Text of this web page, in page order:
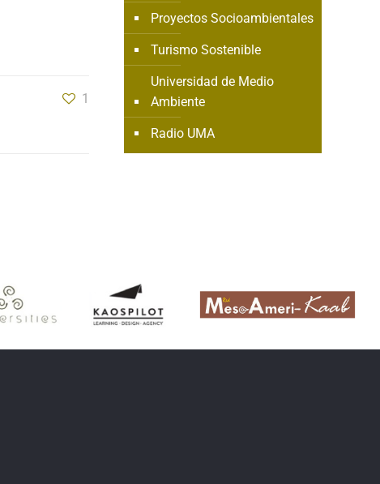
1
Proyectos Socioambientales
Turismo Sostenible
Universidad de Medio
Ambiente
Radio UMA